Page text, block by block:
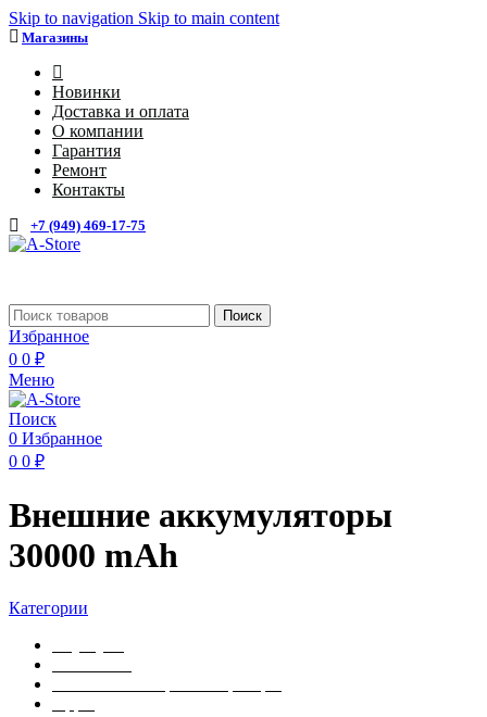
Skip to navigation Skip to main content
Магазины
Новинки
Доставка и оплата
О компании
Гарантия
Ремонт
Контакты
+7 (949) 469-17-75
Поиск
Избранное
0 0 ₽
Меню
Поиск
0 Избранное
0 0 ₽
Внешние аккумуляторы
30000 mAh
Категории